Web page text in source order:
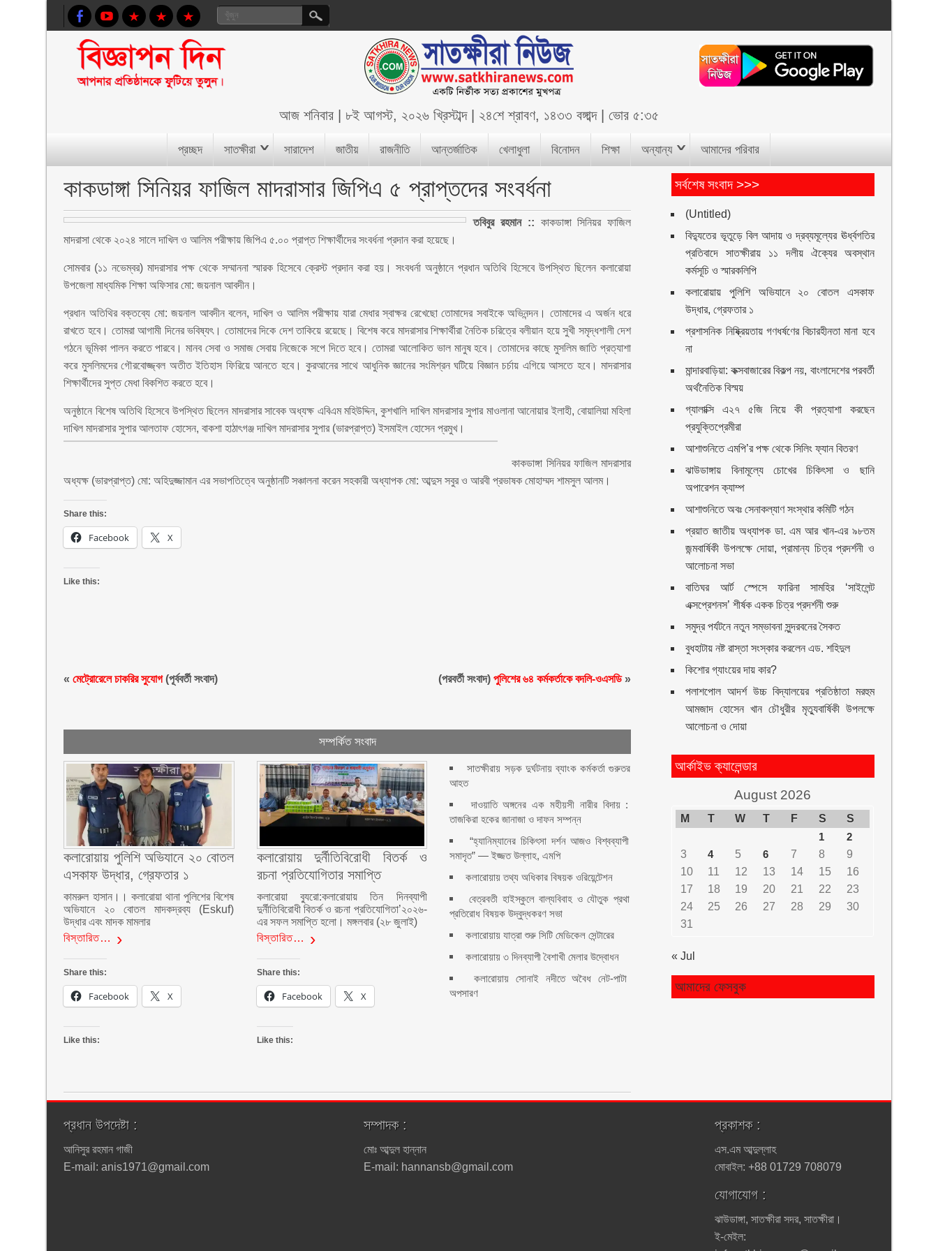
আজ শনিবার| ৮ই আগস্ট, ২০২৬ খ্রিস্টাব্দ| ২৪শে শ্রাবণ, ১৪৩৩ বঙ্গাব্দ| ভোর ৫:৩৫
প্রচ্ছদ সাতক্ষীরা সারাদেশ জাতীয় রাজনীতি আন্তর্জাতিক খেলাধুলা বিনোদন শিক্ষা অন্যান্য আমাদের পরিবার
কাকডাঙ্গা সিনিয়র ফাজিল মাদরাসার জিপিএ ৫ প্রাপ্তদের সংবর্ধনা
তবিবুর রহমান :: কাকডাঙ্গা সিনিয়র ফাজিল
মাদরাসা থেকে ২০২৪ সালে দাখিল ও আলিম পরীক্ষায় জিপিএ ৫.০০ প্রাপ্ত শিক্ষার্থীদের সংবর্ধনা প্রদান করা হয়েছে।
সোমবার (১১ নভেম্বর) মাদরাসার পক্ষ থেকে সম্মাননা স্মারক হিসেবে ক্রেস্ট প্রদান করা হয়। সংবধর্না অনুষ্ঠানে প্রধান অতিথি হিসেবে উপস্থিত ছিলেন কলারোয়া
উপজেলা মাধ্যমিক শিক্ষা অফিসার মো: জয়নাল আবদীন।
প্রধান অতিথির বক্তব্যে মো: জয়নাল আবদীন বলেন, দাখিল ও আলিম পরীক্ষায় যারা মেধার স্বাক্ষর রেখেছো তোমাদের সবাইকে অভিনন্দন। তোমাদের এ অর্জন ধরে
রাখতে হবে। তোমরা আগামী দিনের ভবিষ্যৎ। তোমাদের দিকে দেশ তাকিয়ে রয়েছে। বিশেষ করে মাদরাসার শিক্ষার্থীরা নৈতিক চরিত্রে বলীয়ান হয়ে সুখী সমৃদ্ধশালী দেশ
গঠনে ভূমিকা পালন করতে পারবে। মানব সেবা ও সমাজ সেবায় নিজেকে সপে দিতে হবে। তোমরা আলোকিত ভাল মানুষ হবে। তোমাদের কাছে মুসলিম জাতি প্রত্যাশা
করে মুসলিমদের গৌরবোজ্জ্বল অতীত ইতিহাস ফিরিয়ে আনতে হবে। কুরআনের সাথে আধুনিক জ্ঞানের সংমিশ্রন ঘটিয়ে বিজ্ঞান চর্চায় এগিয়ে আসতে হবে। মাদরাসার
শিক্ষার্থীদের সুপ্ত মেধা বিকশিত করতে হবে।
অনুষ্ঠানে বিশেষ অতিথি হিসেবে উপস্থিত ছিলেন মাদরাসার সাবেক অধ্যক্ষ এবিএম মহিউদ্দিন, কুশখালি দাখিল মাদরাসার সুপার মাওলানা আনোয়ার ইলাহী, বোয়ালিয়া মহিলা
দাখিল মাদরাসার সুপার আলতাফ হোসেন, বাকশা হাঠাৎগঞ্জ দাখিল মাদরাসার সুপার (ভারপ্রাপ্ত) ইসমাইল হোসেন প্রমুখ।
কাকডাঙ্গা সিনিয়র ফাজিল মাদরাসার
অধ্যক্ষ (ভারপ্রাপ্ত) মো: অহিদুজ্জামান এর সভাপতিত্বে অনুষ্ঠানটি সঞ্চালনা করেন সহকারী অধ্যাপক মো: আব্দুস সবুর ও আরবী প্রভাষক মোহাম্মদ শামসুল আলম।
Share this:
Facebook X
Like this:
«মেট্রোরেলে চাকরির সুযোগ(পূর্ববর্তী সংবাদ) (পরবর্তী সংবাদ)পুলিশের ৬৪ কর্মকর্তাকে বদলি-ওএসডি»
সম্পর্কিত সংবাদ
কলারোয়ায় পুলিশি অভিযানে ২০ বোতল
এসকাফ উদ্ধার, গ্রেফতার ১
কামরুল হাসান।। কলারোয়া থানা পুলিশের বিশেষ
অভিযানে ২০ বোতল মাদকদ্রব্য (Eskuf)
উদ্ধার এবং মাদক মামলার
বিস্তারিত…
Share this:
Facebook X
Like this:
কলারোয়ায় দুর্নীতিবিরোধী বিতর্ক ও
রচনা প্রতিযোগিতার সমাপ্তি
কলারোয়া ব্যুরো:কলারোয়ায় তিন দিনব্যাপী
দুর্নীতিবিরোধী বিতর্ক ও রচনা প্রতিযোগিতা’২০২৬-
এর সফল সমাপ্তি হলো। মঙ্গলবার (২৮ জুলাই)
বিস্তারিত…
Share this:
Facebook X
Like this:
সাতক্ষীরায় সড়ক দুর্ঘটনায় ব্যাংক কর্মকর্তা গুরুতর
আহত
দাওয়াতি অঙ্গনের এক মহীয়সী নারীর বিদায় :
তাজকিরা হকের জানাজা ও দাফন সম্পন্ন
“হ্যানিম্যানের চিকিৎসা দর্শন আজও বিশ্বব্যাপী
সমাদৃত” — ইজ্জত উল্লাহ, এমপি
কলারোয়ায় তথ্য অধিকার বিষয়ক ওরিয়েন্টেশন
বেত্রবতী হাইস্কুলে বাল্যবিবাহ ও যৌতুক প্রথা
প্রতিরোধ বিষয়ক উদ্বুদ্ধকরণ সভা
কলারোয়ায় যাত্রা শুরু সিটি মেডিকেল সেন্টারের
কলারোয়ায় ৩ দিনব্যাপী বৈশাখী মেলার উদ্বোধন
কলারোয়ায় সোনাই নদীতে অবৈধ নেট-পাটা
অপসারণ
সর্বশেষ সংবাদ >>>
(Untitled)
বিদ্যুতের ভূতুড়ে বিল আদায় ও দ্রব্যমূল্যের ঊর্ধ্বগতির
প্রতিবাদে সাতক্ষীরায় ১১ দলীয় ঐক্যের অবস্থান
কর্মসূচি ও স্মারকলিপি
কলারোয়ায় পুলিশি অভিযানে ২০ বোতল এসকাফ
উদ্ধার, গ্রেফতার ১
প্রশাসনিক নিষ্ক্রিয়তায় গণধর্ষণের বিচারহীনতা মানা হবে
না
মান্দারবাড়িয়া: কক্সবাজারের বিকল্প নয়, বাংলাদেশের পরবর্তী
অর্থনৈতিক বিস্ময়
গ্যালাক্সি এ২৭ ৫জি নিয়ে কী প্রত্যাশা করছেন
প্রযুক্তিপ্রেমীরা
আশাশুনিতে এমপি’র পক্ষ থেকে সিলিং ফ্যান বিতরণ
ঝাউডাঙ্গায় বিনামূল্যে চোখের চিকিৎসা ও ছানি
অপারেশন ক্যাম্প
আশাশুনিতে অবঃ সেনাকল্যাণ সংস্থার কমিটি গঠন
প্রয়াত জাতীয় অধ্যাপক ডা. এম আর খান-এর ৯৮তম
জন্মবার্ষিকী উপলক্ষে দোয়া, প্রামান্য চিত্র প্রদর্শনী ও
আলোচনা সভা
বাতিঘর আর্ট স্পেসে ফারিনা সামহির ‘সাইলেন্ট
এক্সপ্রেশনস’ শীর্ষক একক চিত্র প্রদর্শনী শুরু
সমুদ্র পর্যটনে নতুন সম্ভাবনা সুন্দরবনের সৈকত
বুধহাটায় নষ্ট রাস্তা সংস্কার করলেন এড. শহিদুল
কিশোর গ্যাংয়ের দায় কার?
পলাশপোল আদর্শ উচ্চ বিদ্যালয়ের প্রতিষ্ঠাতা মরহুম
আমজাদ হোসেন খান চৌধুরীর মৃত্যুবার্ষিকী উপলক্ষে
আলোচনা ও দোয়া
আর্কাইভ ক্যালেন্ডার
August 2026
M T W T F S
S
1
2
3
4 5 6 7 8
9
10
11 12 13 14 15
16
17
18 19 20 21 22
23
24
25 26 27 28 29
30
31
« Jul
আমাদের ফেসবুক
প্রধান উপদেষ্টা :
আনিসুর রহমান গাজী
E-mail: anis1971@gmail.com
সম্পাদক :
মোঃ আব্দুল হান্নান
E-mail: hannansb@gmail.com
প্রকাশক :
এস.এম আব্দুল্লাহ
মোবাইল: +88 01729 708079
যোগাযোগ :
ঝাউডাঙ্গা, সাতক্ষীরা সদর, সাতক্ষীরা।
ই-মেইল: